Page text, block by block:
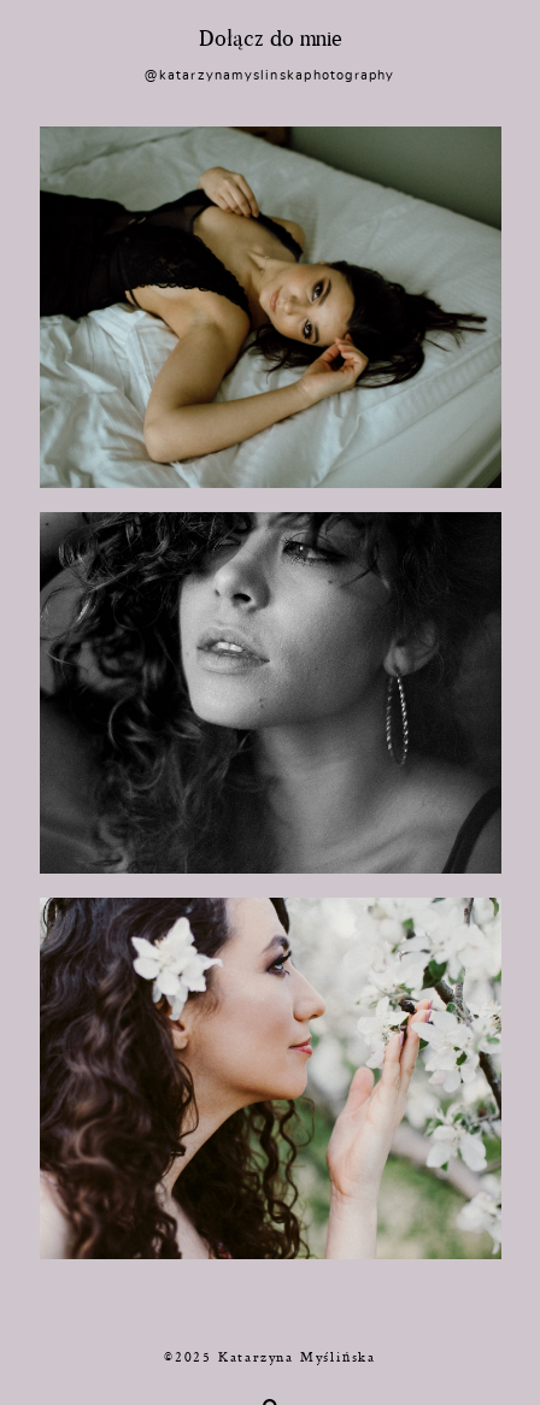
Dołącz do mnie
@katarzynamyslinskaphotography
©2025 Katarzyna Myślińska